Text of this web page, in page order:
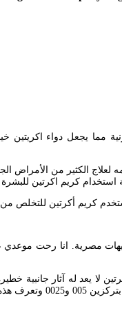
للقة القرنية مما يجعل دواء
الكثير من الأمراض
كريم اكرتين للبشرة
من الأدوية المتميزة في علاج بعض المشاكل الجلدية لذا العديد من الأشخاص
يعد له آثار جانبية
حمض.